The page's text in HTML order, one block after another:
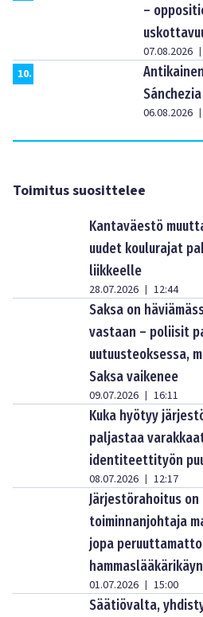
–
07.08.2026 |
10.
06.08.2026 |
Toimitus suosittelee
Kantaväestö
uudet koulurajat
liikkeelle
28.07.2026 | 12:44
Saksa on
vastaan – poliisit
uutuusteoksessa,
Saksa vaikenee
09.07.2026 | 16:11
Kuka hyötyy
paljastaa
identiteettityön
08.07.2026 | 12:17
Järjestörahoitus
toiminnanjohtaja
jopa
01.07.2026 | 15:00
Säätiövalta,